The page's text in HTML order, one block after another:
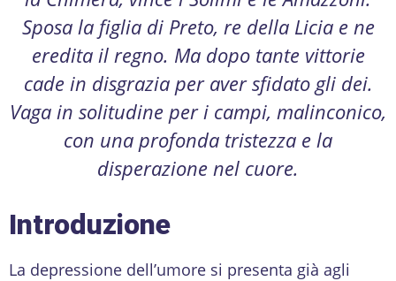
Sposa la figlia di Preto, re della Licia e ne
eredita il regno. Ma dopo tante vittorie
cade in disgrazia per aver sfidato gli dei.
Vaga in solitudine per i campi, malinconico,
con una profonda tristezza e la
disperazione nel cuore.
Introduzione
La depressione dell’umore si presenta già agli